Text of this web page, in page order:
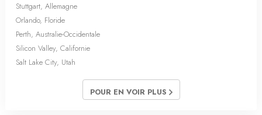
Stuttgart, Allemagne
Orlando, Floride
Perth, Australie-Occidentale
Silicon Valley, Californie
Salt Lake City, Utah
POUR EN VOIR PLUS